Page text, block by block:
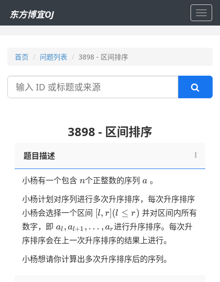
东方博宜OJ
首页 问题列表 3898 - 区间排序
搜
3898 - 区间排序
题目描述
小杨有一个包含 n
n个正整数的序列 a
a 。
小杨计划对序列进行多次升序排序，每次升序排序
小杨会选择一个区间 [l,r]
[l, r](l
\le
r)
(l ≤ r) 并对区间内所有
数字，即 a_l,a_{l+1},\dots,a_r
al , al+1 , … , ar进行升序排序。每次升
序排序会在上一次升序排序的结果上进行。
小杨想请你计算出多次升序排序后的序列。